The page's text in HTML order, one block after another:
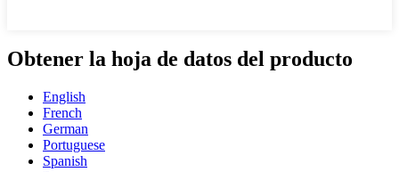
Obtener la hoja de datos del producto
English
French
German
Portuguese
Spanish